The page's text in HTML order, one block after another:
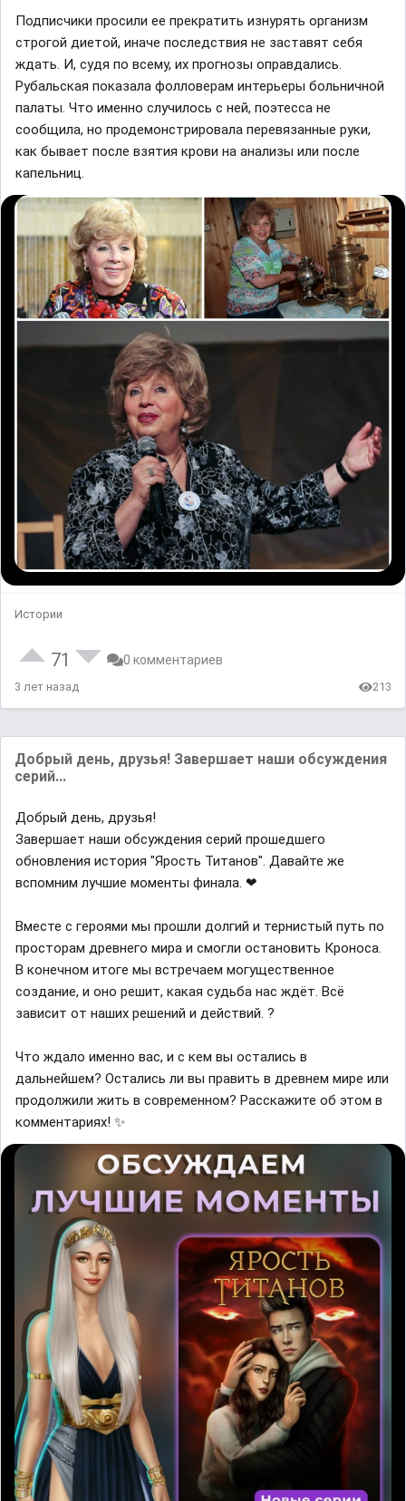
Подписчики просили ее прекратить изнурять организм
строгой диетой, иначе последствия не заставят себя
ждать. И, судя по всему, их прогнозы оправдались.
Рубальская показала фолловерам интерьеры больничной
палаты. Что именно случилось с ней, поэтесса не
сообщила, но продемонстрировала перевязанные руки,
как бывает после взятия крови на анализы или после
капельниц.
Истории
71 0 комментариев
3 лет назад 213
Добрый день, друзья! Завершает наши обсуждения
серий...
Добрый день, друзья!
Завершает наши обсуждения серий прошедшего
обновления история "Ярость Титанов". Давайте же
вспомним лучшие моменты финала. ❤
Вместе с героями мы прошли долгий и тернистый путь по
просторам древнего мира и смогли остановить Кроноса.
В конечном итоге мы встречаем могущественное
создание, и оно решит, какая судьба нас ждёт. Всё
зависит от наших решений и действий. ?
Что ждало именно вас, и с кем вы остались в
дальнейшем? Остались ли вы править в древнем мире или
продолжили жить в современном? Расскажите об этом в
комментариях! ✨